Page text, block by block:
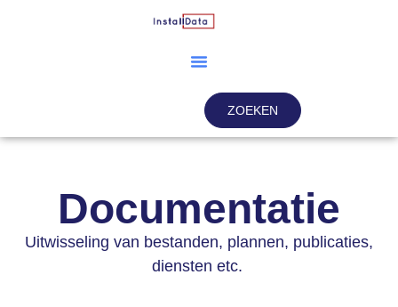
ZOEKEN
Documentatie
Uitwisseling van bestanden, plannen, publicaties,
diensten etc.